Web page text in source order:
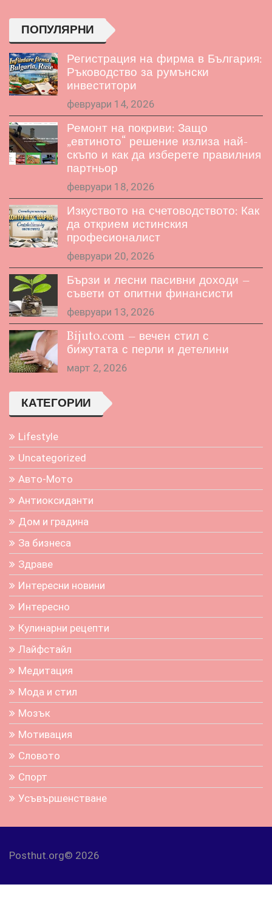
ПОПУЛЯРНИ
Регистрация на фирма в България:
Ръководство за румънски
инвеститори
февруари 14, 2026
Ремонт на покриви: Защо
„евтиното“ решение излиза най-
скъпо и как да изберете правилния
партньор
февруари 18, 2026
Изкуството на счетоводството: Как
да открием истинския
професионалист
февруари 20, 2026
Бързи и лесни пасивни доходи –
съвети от опитни финансисти
февруари 13, 2026
Bijuto.com – вечен стил с
бижутата с перли и детелини
март 2, 2026
КАТЕГОРИИ
Lifestyle
Uncategorized
Авто-Мото
Антиоксиданти
Дом и градина
За бизнеса
Здраве
Интересни новини
Интересно
Кулинарни рецепти
Лайфстайл
Медитация
Мода и стил
Мозък
Мотивация
Словото
Спорт
Усъвършенстване
Posthut.org© 2026